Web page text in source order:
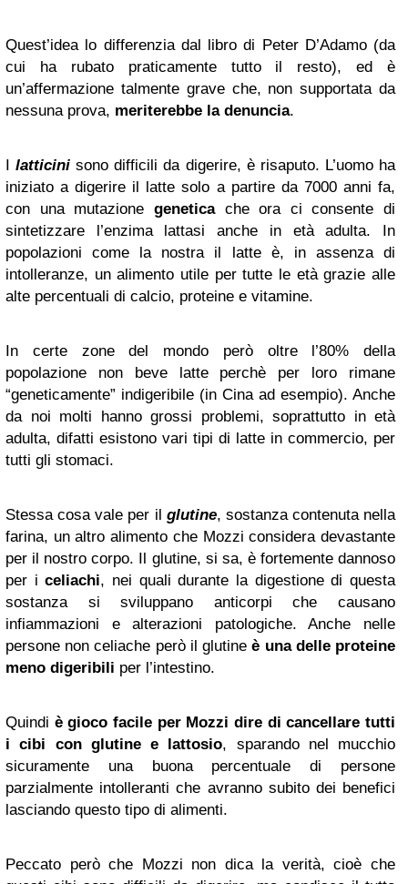
Quest’idea lo differenzia dal libro di Peter D’Adamo (da
cui ha rubato praticamente tutto il resto), ed è
un’affermazione talmente grave che, non supportata da
nessuna prova, meriterebbe la denuncia.
Ilatticini sono difficili da digerire, è risaputo. L’uomo ha
iniziato a digerire il latte solo a partire da 7000 anni fa,
con una mutazione geneticache ora ci consente di
sintetizzare l’enzima lattasi anche in età adulta. In
popolazioni come la nostra il latte è, in assenza di
intolleranze, un alimento utile per tutte le età grazie alle
alte percentuali di calcio, proteine e vitamine.
In certe zone del mondo però oltre l’80% della
popolazione non beve latte perchè per loro rimane
“geneticamente” indigeribile (in Cina ad esempio). Anche
da noi molti hanno grossi problemi, soprattutto in età
adulta, difatti esistono vari tipi di latte in commercio, per
tutti gli stomaci.
Stessa cosa vale per il glutine, sostanza contenuta nella
farina, un altro alimento che Mozzi considera devastante
per il nostro corpo. Il glutine, si sa, è fortemente dannoso
per iceliachi, nei quali durante la digestione di questa
sostanza si sviluppano anticorpi che causano
infiammazioni e alterazioni patologiche. Anche nelle
persone non celiache però il glutineè una delle proteine
meno digeribili per l’intestino.
Quindi è gioco facile per Mozzi dire di cancellare tutti
i cibi con glutine e lattosio, sparando nel mucchio
sicuramente una buona percentuale di persone
parzialmente intolleranti che avranno subito dei benefici
lasciando questo tipo di alimenti.
Peccato però che Mozzi non dica la verità, cioè che